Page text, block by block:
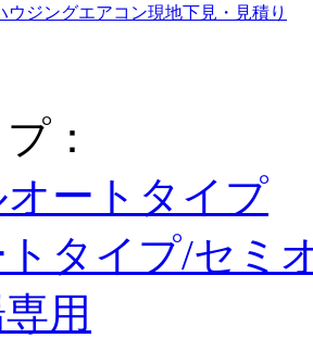
ウジングエアコン現地下見・見積り
：
オートタイプ
タイプ/セミ
用